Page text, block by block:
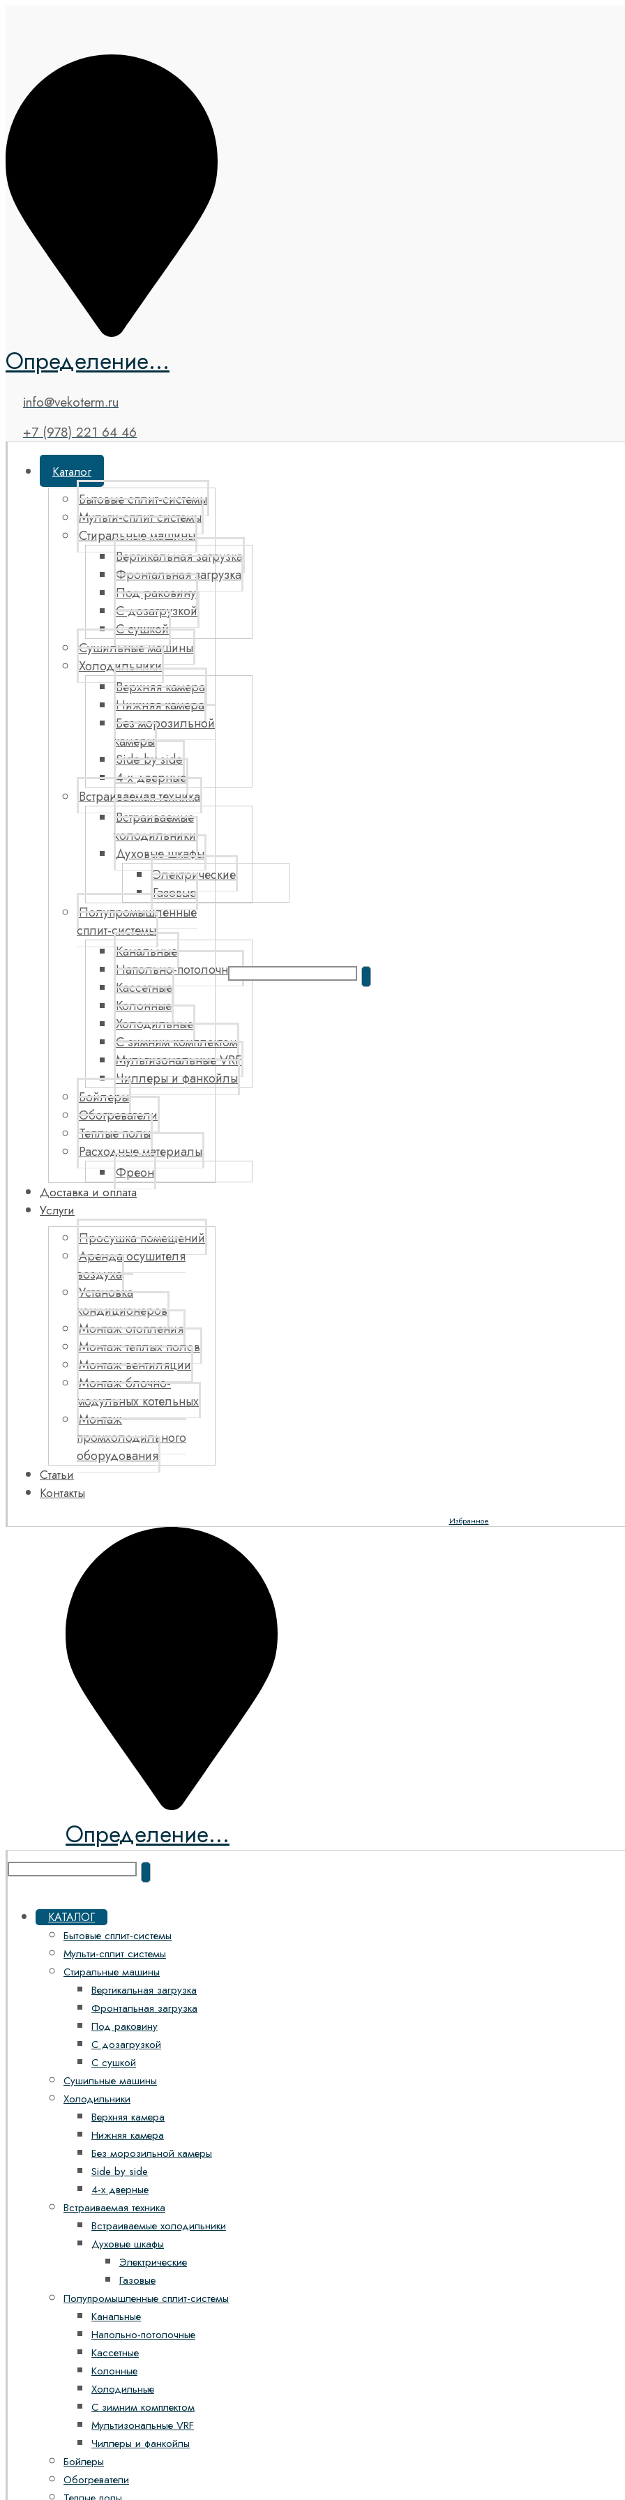
Определение...
info@vekoterm.ru
+7 (978) 221 64 46
Каталог
Бытовые сплит-системы
Мульти-сплит системы
Стиральные машины
Вертикальная загрузка
Фронтальная загрузка
Под раковину
С дозагрузкой
С сушкой
Сушильные машины
Холодильники
Верхняя камера
Нижняя камера
Без морозильной
камеры
Side by side
4-х дверные
Встраиваемая техника
Встраиваемые
холодильники
Духовые шкафы
Электрические
Газовые
Полупромышленные
сплит-системы
Канальные
Напольно-потолочные
Кассетные
Колонные
Холодильные
С зимним комплектом
Мультизональные VRF
Чиллеры и фанкойлы
Бойлеры
Обогреватели
Теплые полы
Расходные материалы
Фреон
Доставка и оплата
Услуги
Просушка помещений
Аренда осушителя
воздуха
Установка
кондиционеров
Монтаж отопления
Монтаж теплых полов
Монтаж вентиляции
Монтаж блочно-
модульных котельных
Монтаж
промхолодильного
оборудования
Статьи
Контакты
Избранное
Определение...
КАТАЛОГ
Бытовые сплит-системы
Мульти-сплит системы
Стиральные машины
Вертикальная загрузка
Фронтальная загрузка
Под раковину
С дозагрузкой
С сушкой
Сушильные машины
Холодильники
Верхняя камера
Нижняя камера
Без морозильной камеры
Side by side
4-х дверные
Встраиваемая техника
Встраиваемые холодильники
Духовые шкафы
Электрические
Газовые
Полупромышленные сплит-системы
Канальные
Напольно-потолочные
Кассетные
Колонные
Холодильные
С зимним комплектом
Мультизональные VRF
Чиллеры и фанкойлы
Бойлеры
Обогреватели